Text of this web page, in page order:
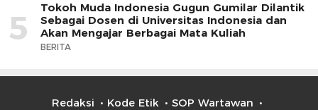
5
Tokoh Muda Indonesia Gugun Gumilar Dilantik
Sebagai Dosen di Universitas Indonesia dan
Akan Mengajar Berbagai Mata Kuliah
BERITA
Redaksi Kode Etik
SOP Wartawan